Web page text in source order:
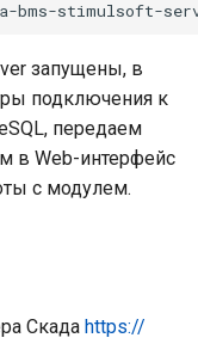
запущены, в
подключения к
передаем
в Web-интерфейс
с модулем.
Скада https://